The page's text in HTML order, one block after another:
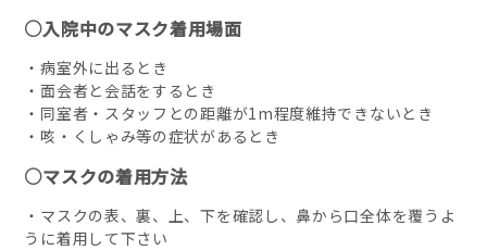
○入院中のマスク着用場面
・病室外に出るとき
・面会者と会話をするとき
・同室者・スタッフとの距離が1m程度維持できないとき
・咳・くしゃみ等の症状があるとき
○マスクの着用方法
・マスクの表、裏、上、下を確認し、鼻から口全体を覆うよ
うに着用して下さい